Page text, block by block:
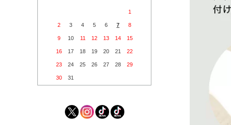
1
2 3 4 5 6 7 8
9 10 11 12 13 14 15
16 17 18 19 20 21 22
23 24 25 26 27 28 29
30 31